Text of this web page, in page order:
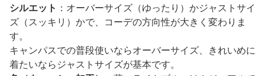
シルエット ：オーバーサイズ（ゆったり）かジャストサイ
ズ（スッキリ）かで、コーデの方向性が大きく変わりま
す。
キャンパスでの普段使いならオーバーサイズ、きれいめに
着たいならジャストサイズが基本です。